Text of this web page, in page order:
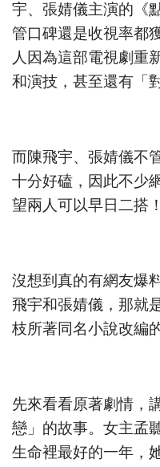
宇、張婧儀主演的《
管口碑還是收視率都
人因為這部電視劇重
和演技，甚至還有「
而陳飛宇、張婧儀不
十分好磕，因此不少
望兩人可以早日二搭！
沒想到真的有網友爆
飛宇和張婧儀，那就
枝所著同名小說改編
先來看看原著劇情，
戀」的故事。女主孟
生命裡最好的一年，